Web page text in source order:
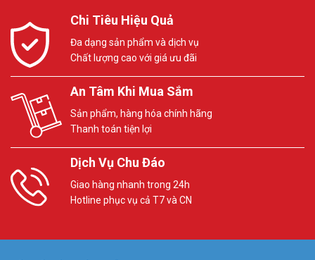
Chi Tiêu Hiệu Quả
Đa dạng sản phẩm và dịch vụ
Chất lượng cao với giá ưu đãi
An Tâm Khi Mua Sắm
Sản phẩm, hàng hóa chính hãng
Thanh toán tiện lợi
Dịch Vụ Chu Đáo
Giao hàng nhanh trong 24h
Hotline phục vụ cả T7 và CN